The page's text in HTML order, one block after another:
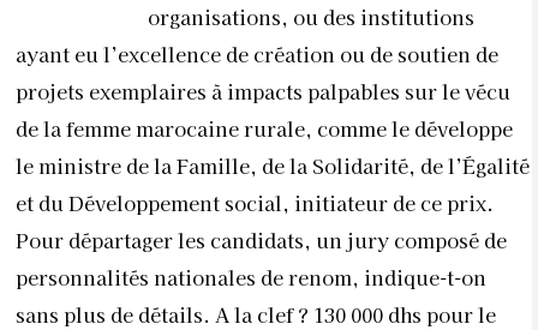
organisations, ou des institutions
ayant eu l’excellence de création ou de soutien de
projets exemplaires à impacts palpables sur le vécu
de la femme marocaine rurale, comme le développe
le ministre de la Famille, de la Solidarité, de l’Égalité
et du Développement social, initiateur de ce prix.
Pour départager les candidats, un jury composé de
personnalités nationales de renom, indique-t-on
sans plus de détails. A la clef ? 130 000 dhs pour le